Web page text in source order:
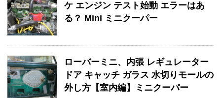
ケ エンジン テスト始動 エラーはあ
る？ Mini ミニクーパー
ローバーミニ、内張 レギュレーター
ドア キャッチ ガラス 水切りモールの
外し方【室内編】ミニクーパー